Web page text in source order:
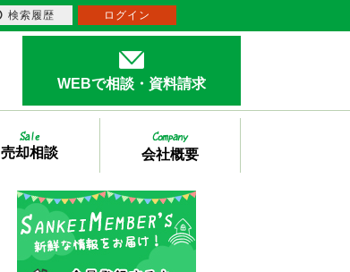
WEBで相談・資料請求
売却相談 会社概要
検索履歴 ログイン